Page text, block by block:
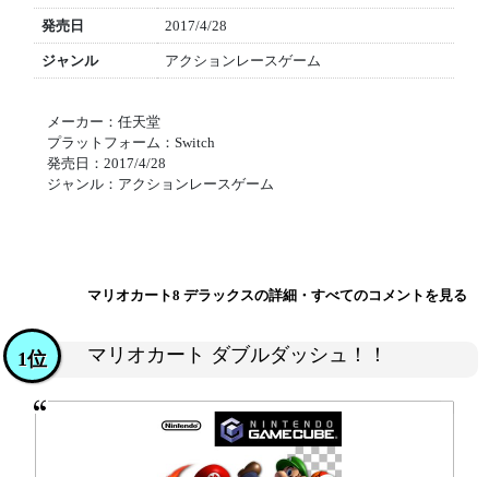
発売日 2017/4/28
ジャンル アクションレースゲーム
メーカー：任天堂
プラットフォーム：Switch
発売日：2017/4/28
ジャンル：アクションレースゲーム
マリオカート8 デラックスの詳細・すべてのコメントを見る
マリオカート ダブルダッシュ！！
1位